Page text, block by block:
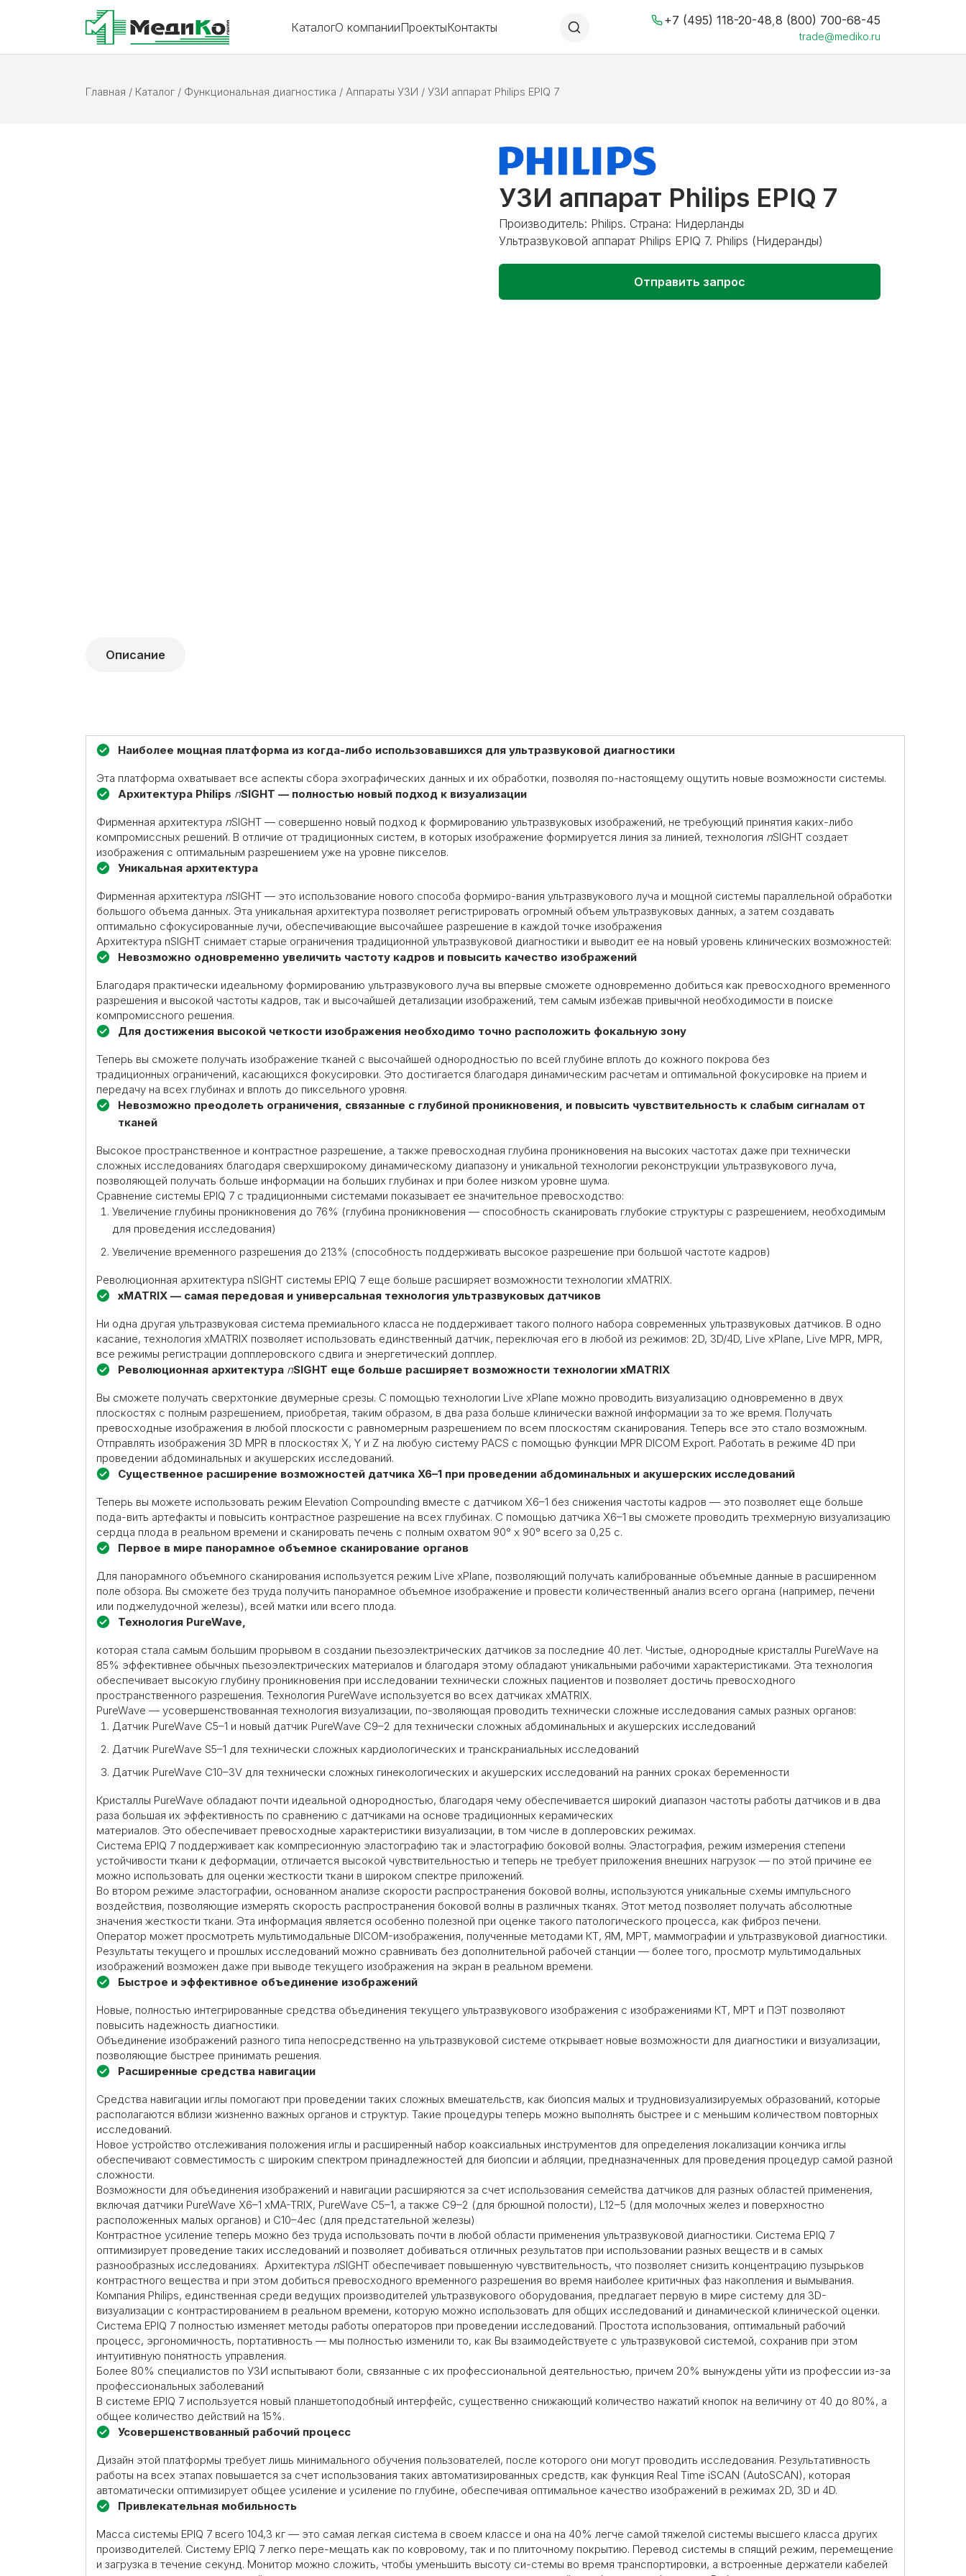
КаталогО компанииПроектыКонтакты
+7 (495) 118-20-48 8 (800) 700-68-45
trade@mediko.ru
Главная / Каталог / Функциональная диагностика / Аппараты УЗИ / УЗИ аппарат Philips EPIQ 7
УЗИ аппарат Philips EPIQ 7
Производитель: Philips. Страна: Нидерланды
Ультразвуковой аппарат Philips EPIQ 7. Philips (Нидеранды)
Отправить запрос
Описание
Наиболее мощная платформа из когда-либо использовавшихся для ультразвуковой диагностики
Эта платформа охватывает все аспекты сбора эхографических данных и их обработки, позволяя по-настоящему ощутить новые возможности системы.
Архитектура Philips nSIGHT — полностью новый подход к визуализации
Фирменная архитектура nSIGHT — совершенно новый подход к формированию ультразвуковых изображений, не требующий принятия каких-либо
компромиссных решений. В отличие от традиционных систем, в которых изображение формируется линия за линией, технология nSIGHT создает
изображения с оптимальным разрешением уже на уровне пикселов.
Уникальная архитектура
Фирменная архитектура nSIGHT — это использование нового способа формиро-вания ультразвукового луча и мощной системы параллельной обработки
большого объема данных. Эта уникальная архитектура позволяет регистрировать огромный объем ультразвуковых данных, а затем создавать
оптимально сфокусированные лучи, обеспечивающие высочайшее разрешение в каждой точке изображения
Архитектура nSIGHT снимает старые ограничения традиционной ультразвуковой диагностики и выводит ее на новый уровень клинических возможностей:
Невозможно одновременно увеличить частоту кадров и повысить качество изображений
Благодаря практически идеальному формированию ультразвукового луча вы впервые сможете одновременно добиться как превосходного временного
разрешения и высокой частоты кадров, так и высочайшей детализации изображений, тем самым избежав привычной необходимости в поиске
компромиссного решения.
Для достижения высокой четкости изображения необходимо точно расположить фокальную зону
Теперь вы сможете получать изображение тканей с высочайшей однородностью по всей глубине вплоть до кожного покрова без
традиционных ограничений, касающихся фокусировки. Это достигается благодаря динамическим расчетам и оптимальной фокусировке на прием и
передачу на всех глубинах и вплоть до пиксельного уровня.
Невозможно преодолеть ограничения, связанные с глубиной проникновения, и повысить чувствительность к слабым сигналам от
тканей
Высокое пространственное и контрастное разрешение, а также превосходная глубина проникновения на высоких частотах даже при технически
сложных исследованиях благодаря сверхширокому динамическому диапазону и уникальной технологии реконструкции ультразвукового луча,
позволяющей получать больше информации на больших глубинах и при более низком уровне шума.
Сравнение системы EPIQ 7 с традиционными системами показывает ее значительное превосходство:
Увеличение глубины проникновения до 76% (глубина проникновения — способность сканировать глубокие структуры с разрешением, необходимым
для проведения исследования)
Увеличение временного разрешения до 213% (способность поддерживать высокое разрешение при большой частоте кадров)
Революционная архитектура nSIGHT системы EPIQ 7 еще больше расширяет возможности технологии xMATRIX.
xMATRIX — самая передовая и универсальная технология ультразвуковых датчиков
Ни одна другая ультразвуковая система премиального класса не поддерживает такого полного набора современных ультразвуковых датчиков. В одно
касание, технология xMATRIX позволяет использовать единственный датчик, переключая его в любой из режимов: 2D, 3D/4D, Live xPlane, Live MPR, MPR,
все режимы регистрации допплеровского сдвига и энергетический допплер.
Революционная архитектура nSIGHT еще больше расширяет возможности технологии xMATRIX
Вы сможете получать сверхтонкие двумерные срезы. С помощью технологии Live xPlane можно проводить визуализацию одновременно в двух
плоскостях с полным разрешением, приобретая, таким образом, в два раза больше клинически важной информации за то же время. Получать
превосходные изображения в любой плоскости с равномерным разрешением по всем плоскостям сканирования. Теперь все это стало возможным.
Отправлять изображения 3D MPR в плоскостях X, Y и Z на любую систему PACS с помощью функции MPR DICOM Export. Работать в режиме 4D при
проведении абдоминальных и акушерских исследований.
Существенное расширение возможностей датчика X6–1 при проведении абдоминальных и акушерских исследований
Теперь вы можете использовать режим Elevation Сompounding вместе с датчиком X6–1 без снижения частоты кадров — это позволяет еще больше
пода-вить артефакты и повысить контрастное разрешение на всех глубинах. С помощью датчика X6–1 вы сможете проводить трехмерную визуализацию
сердца плода в реальном времени и сканировать печень с полным охватом 90° x 90° всего за 0,25 с.
Первое в мире панорамное объемное сканирование органов
Для панорамного объемного сканирования используется режим Live xPlane, позволяющий получать калиброванные объемные данные в расширенном
поле обзора. Вы сможете без труда получить панорамное объемное изображение и провести количественный анализ всего органа (например, печени
или поджелудочной железы), всей матки или всего плода.
Технология PureWave,
которая стала самым большим прорывом в создании пьезоэлектрических датчиков за последние 40 лет. Чистые, однородные кристаллы PureWave на
85% эффективнее обычных пьезоэлектрических материалов и благодаря этому обладают уникальными рабочими характеристиками. Эта технология
обеспечивает высокую глубину проникновения при исследовании технически сложных пациентов и позволяет достичь превосходного
пространственного разрешения. Технология PureWave используется во всех датчиках xMATRIX.
PureWave — усовершенствованная технология визуализации, по-зволяющая проводить технически сложные исследования самых разных органов:
Датчик PureWave C5–1 и новый датчик PureWave C9–2 для технически сложных абдоминальных и акушерских исследований
Датчик PureWave S5–1 для технически сложных кардиологических и транскраниальных исследований
Датчик PureWave C10–3V для технически сложных гинекологических и акушерских исследований на ранних сроках беременности
Кристаллы PureWave обладают почти идеальной однородностью, благодаря чему обеспечивается широкий диапазон частоты работы датчиков и в два
раза большая их эффективность по сравнению с датчиками на основе традиционных керамических
материалов. Это обеспечивает превосходные характеристики визуализации, в том числе в доплеровских режимах.
Система EPIQ 7 поддерживает как компресионную эластографию так и эластографию боковой волны. Эластография, режим измерения степени
устойчивости ткани к деформации, отличается высокой чувствительностью и теперь не требует приложения внешних нагрузок — по этой причине ее
можно использовать для оценки жесткости ткани в широком спектре приложений.
Во втором режиме эластографии, основанном анализе скорости распространения боковой волны, используются уникальные схемы импульсного
воздействия, позволяющие измерять скорость распространения боковой волны в различных тканях. Этот метод позволяет получать абсолютные
значения жесткости ткани. Эта информация является особенно полезной при оценке такого патологического процесса, как фиброз печени.
Оператор может просмотреть мультимодальные DICOM-изображения, полученные методами КТ, ЯМ, МРТ, маммографии и ультразвуковой диагностики.
Результаты текущего и прошлых исследований можно сравнивать без дополнительной рабочей станции — более того, просмотр мультимодальных
изображений возможен даже при выводе текущего изображения на экран в реальном времени.
Быстрое и эффективное объединение изображений
Новые, полностью интегрированные средства объединения текущего ультразвукового изображения с изображениями КТ, МРТ и ПЭТ позволяют
повысить надежность диагностики.
Объединение изображений разного типа непосредственно на ультразвуковой системе открывает новые возможности для диагностики и визуализации,
позволяющие быстрее принимать решения.
Расширенные средства навигации
Средства навигации иглы помогают при проведении таких сложных вмешательств, как биопсия малых и трудновизуализируемых образований, которые
располагаются вблизи жизненно важных органов и структур. Такие процедуры теперь можно выполнять быстрее и с меньшим количеством повторных
исследований.
Новое устройство отслеживания положения иглы и расширенный набор коаксиальных инструментов для определения локализации кончика иглы
обеспечивают совместимость с широким спектром принадлежностей для биопсии и абляции, предназначенных для проведения процедур самой разной
сложности.
Возможности для объединения изображений и навигации расширяются за счет использования семейства датчиков для разных областей применения,
включая датчики PureWave X6–1 xMA-TRIX, PureWave C5–1, а также C9–2 (для брюшной полости), L12–5 (для молочных желез и поверхностно
расположенных малых органов) и C10–4ec (для предстательной железы)
Контрастное усиление теперь можно без труда использовать почти в любой области применения ультразвуковой диагностики. Система EPIQ 7
оптимизирует проведение таких исследований и позволяет добиваться отличных результатов при использовании разных веществ и в самых
разнообразных исследованиях. Архитектура nSIGHT обеспечивает повышенную чувствительность, что позволяет снизить концентрацию пузырьков
контрастного вещества и при этом добиться превосходного временного разрешения во время наиболее критичных фаз накопления и вымывания.
Компания Philips, единственная среди ведущих производителей ультразвукового оборудования, предлагает первую в мире систему для 3D-
визуализации с контрастированием в реальном времени, которую можно использовать для общих исследований и динамической клинической оценки.
Система EPIQ 7 полностью изменяет методы работы операторов при проведении исследований. Простота использования, оптимальный рабочий
процесс, эргономичность, портативность — мы полностью изменили то, как Вы взаимодействуете с ультразвуковой системой, сохранив при этом
интуитивную понятность управления.
Более 80% специалистов по УЗИ испытывают боли, связанные с их профессиональной деятельностью, причем 20% вынуждены уйти из профессии из-за
профессиональных заболеваний
В системе EPIQ 7 используется новый планшетоподобный интерфейс, существенно снижающий количество нажатий кнопок на величину от 40 до 80%, а
общее количество действий на 15%.
Усовершенствованный рабочий процесс
Дизайн этой платформы требует лишь минимального обучения пользователей, после которого они могут проводить исследования. Результативность
работы на всех этапах повышается за счет использования таких автоматизированных средств, как функция Real Time iSCAN (AutoSCAN), которая
автоматически оптимизирует общее усиление и усиление по глубине, обеспечивая оптимальное качество изображений в режимах 2D, 3D и 4D.
Привлекательная мобильность
Масса системы EPIQ 7 всего 104,3 кг — это самая легкая система в своем классе и она на 40% легче самой тяжелой системы высшего класса других
производителей. Систему EPIQ 7 легко пере-мещать как по ковровому, так и по плиточному покрытию. Перевод системы в спящий режим, перемещение
и загрузка в течение секунд. Монитор можно сложить, чтобы уменьшить высоту си-стемы во время транспортировки, а встроенные держатели кабелей